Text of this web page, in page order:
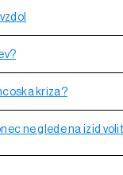
kriza?
ne glede na izid